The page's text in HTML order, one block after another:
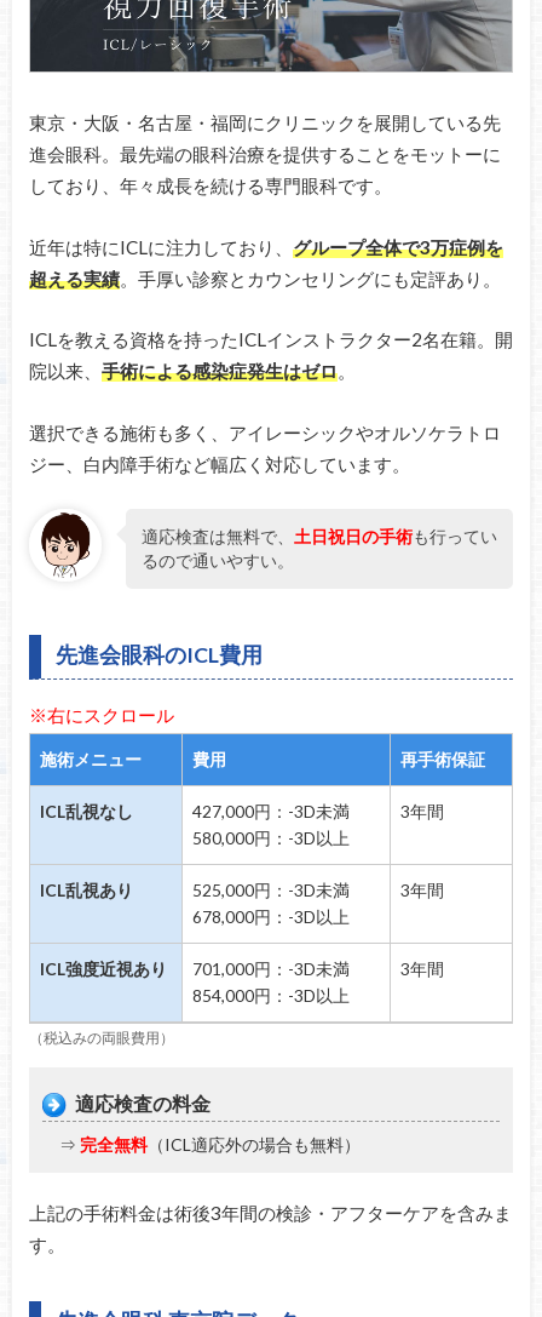
東京・大阪・名古屋・福岡にクリニックを展開している先
進会眼科。最先端の眼科治療を提供することをモットーに
しており、年々成長を続ける専門眼科です。
近年は特にICLに注力しており、 グループ全体で3万症例を
超える実績。手厚い診察とカウンセリングにも定評あり。
ICLを教える資格を持ったICLインストラクター2名在籍。開
院以来、 手術による感染症発生はゼロ。
選択できる施術も多く、アイレーシックやオルソケラトロ
ジー、白内障手術など幅広く対応しています。
適応検査は無料で、 土日祝日の手術も行ってい
るので通いやすい。
先進会眼科のICL費用
※右にスクロール
施術メニュー 費用 再手術保証
ICL乱視なし
427,000円：-3D未満
580,000円：-3D以上
3年間
ICL乱視あり
525,000円：-3D未満
678,000円：-3D以上
3年間
ICL強度近視あり
701,000円：-3D未満
854,000円：-3D以上
3年間
（税込みの両眼費用）
適応検査の料金
⇒ 完全無料（ICL適応外の場合も無料）
上記の手術料金は術後3年間の検診・アフターケアを含みま
す。